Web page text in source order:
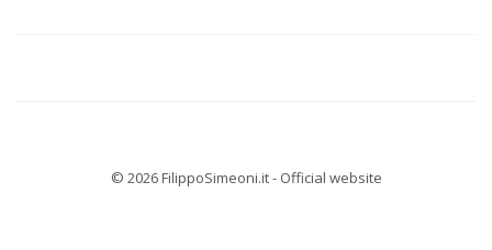
© 2026 FilippoSimeoni.it - Official website